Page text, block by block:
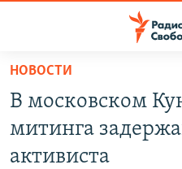
упрощенного
доступа
основному
АВТОРСКИЕ ПРОЕКТЫ
НОВОСТИ
В московском
митинга
активиста